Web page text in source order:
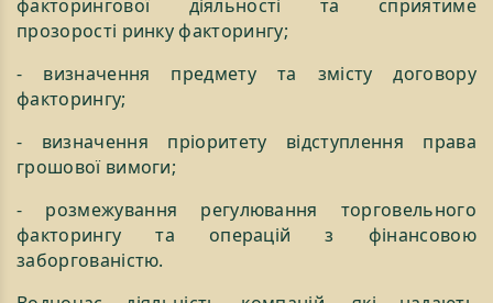
факторингової діяльності та сприятиме
прозорості ринку факторингу;
- визначення предмету та змісту договору
факторингу;
- визначення пріоритету відступлення права
грошової вимоги;
- розмежування регулювання торговельного
факторингу та операцій з фінансовою
заборгованістю.